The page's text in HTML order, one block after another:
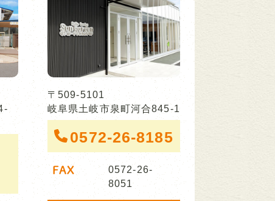
〒509-5101
岐阜県土岐市泉町河合845-1
0572-26-8185
FAX
0572-26-
8051